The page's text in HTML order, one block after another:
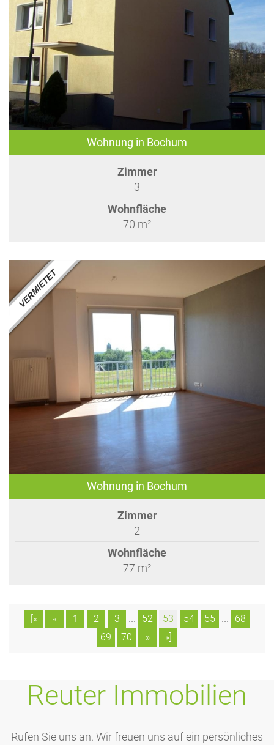
Wohnung in Bochum
Zimmer
3
Wohnfläche
70 m²
Wohnung in Bochum
Zimmer
2
Wohnfläche
77 m²
[« « 1 2 3 ... 52 53 54 55 ...
68
69
70 » »]
Reuter Immobilien
Rufen Sie uns an. Wir freuen uns auf ein persönliches